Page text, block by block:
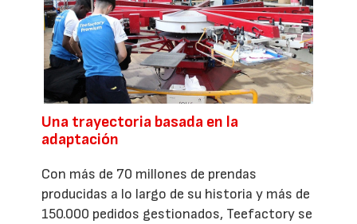
Una trayectoria basada en la
adaptación
Con más de 70 millones de prendas
producidas a lo largo de su historia y más de
150.000 pedidos gestionados, Teefactory se